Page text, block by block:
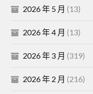
2026 年 5 月 (13)
2026 年 4 月 (13)
2026 年 3 月 (319)
2026 年 2 月 (216)